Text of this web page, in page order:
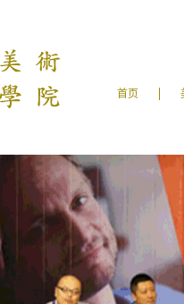
首页